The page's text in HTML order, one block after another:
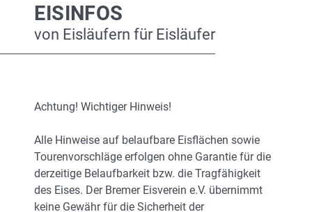
EISINFOS
von Eisläufern für Eisläufer
Achtung! Wichtiger Hinweis!
Alle Hinweise auf belaufbare Eisflächen sowie
Tourenvorschläge erfolgen ohne Garantie für die
derzeitige Belaufbarkeit bzw. die Tragfähigkeit
des Eises. Der Bremer Eisverein e.V. übernimmt
keine Gewähr für die Sicherheit der